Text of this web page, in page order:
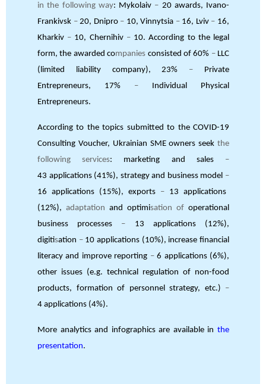
in the following way: Mykolaiv – 20 awards, Ivano-
Frankivsk –20, Dnipro– 10, Vinnytsia –16, Lviv– 16,
Kharkiv – 10, Chernihiv–10. According to the legal
form, the awarded companies consisted of 60% –LLC
(limited liability company), 23% – Private
Entrepreneurs, 17% – Individual Physical
Entrepreneurs.
According to the topics submitted to the COVID-19
Consulting Voucher, Ukrainian SME owners seek the
following services: marketing and sales –
43 applications (41%), strategy and business model –
16 applications (15%), exports – 13 applications
(12%), adaptation and optimisation of operational
business processes – 13 applications (12%),
digitisation –10 applications (10%), increase financial
literacy and improve reporting –6 applications (6%),
other issues (e.g. technical regulation of non-food
products, formation of personnel strategy, etc.) –
4 applications (4%).
More analytics and infographics are available in the
presentation.